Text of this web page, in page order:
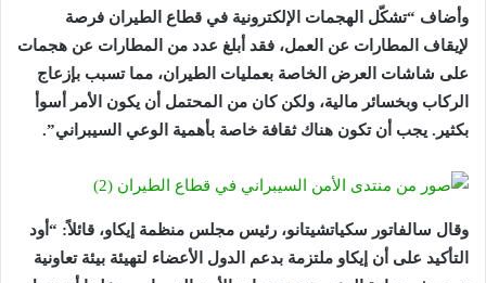
وأضاف “تشكّل الهجمات الإلكترونية في قطاع الطيران فرصة
لإيقاف المطارات عن العمل، فقد أبلغ عدد من المطارات عن هجمات
على شاشات العرض الخاصة بعمليات الطيران، مما تسبب بإزعاج
الركاب وبخسائر مالية، ولكن كان من المحتمل أن يكون الأمر أسوأ
بكثير. يجب أن تكون هناك ثقافة خاصة بأهمية الوعي السيبراني”.
وقال سالفاتور سكياتشيتانو، رئيس مجلس منظمة إيكاو، قائلاً: “أود
التأكيد على أن إيكاو ملتزمة بدعم الدول الأعضاء لتهيئة بيئة تعاونية